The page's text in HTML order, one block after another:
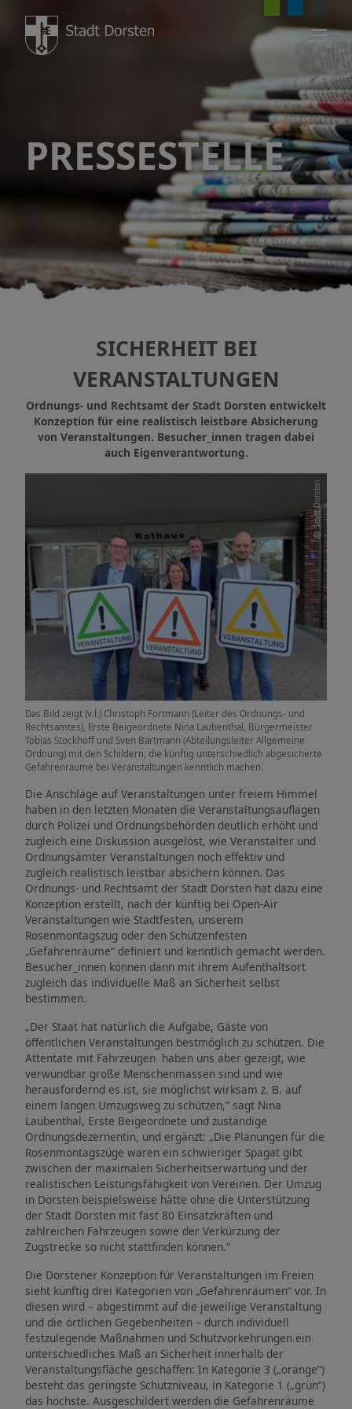
PRESSESTELLE
SICHERHEIT BEI
VERANSTALTUNGEN
Ordnungs- und Rechtsamt der Stadt Dorsten entwickelt
Konzeption für eine realistisch leistbare Absicherung
von Veranstaltungen. Besucher_innen tragen dabei
auch Eigenverantwortung.
Stadt Dorsten
Das Bild zeigt (v.l.) Christoph Fortmann (Leiter des Ordnungs- und
Rechtsamtes), Erste Beigeordnete Nina Laubenthal, Bürgermeister
Tobias Stockhoff und Sven Bartmann (Abteilungsleiter Allgemeine
Ordnung) mit den Schildern, die künftig unterschiedlich abgesicherte
Gefahrenräume bei Veranstaltungen kenntlich machen.
Die Anschläge auf Veranstaltungen unter freiem Himmel
haben in den letzten Monaten die Veranstaltungsauflagen
durch Polizei und Ordnungsbehörden deutlich erhöht und
zugleich eine Diskussion ausgelöst, wie Veranstalter und
Ordnungsämter Veranstaltungen noch effektiv und
zugleich realistisch leistbar absichern können. Das
Ordnungs- und Rechtsamt der Stadt Dorsten hat dazu eine
Konzeption erstellt, nach der künftig bei Open-Air
Veranstaltungen wie Stadtfesten, unserem
Rosenmontagszug oder den Schützenfesten
„Gefahrenräume“ definiert und kenntlich gemacht werden.
Besucher_innen können dann mit ihrem Aufenthaltsort
zugleich das individuelle Maß an Sicherheit selbst
bestimmen.
„Der Staat hat natürlich die Aufgabe, Gäste von
öffentlichen Veranstaltungen bestmöglich zu schützen. Die
Attentate mit Fahrzeugen haben uns aber gezeigt, wie
verwundbar große Menschenmassen sind und wie
herausfordernd es ist, sie möglichst wirksam z. B. auf
einem langen Umzugsweg zu schützen,“ sagt Nina
Laubenthal, Erste Beigeordnete und zuständige
Ordnungsdezernentin, und ergänzt: „Die Planungen für die
Rosenmontagszüge waren ein schwieriger Spagat gibt
zwischen der maximalen Sicherheitserwartung und der
realistischen Leistungsfähigkeit von Vereinen. Der Umzug
in Dorsten beispielsweise hätte ohne die Unterstützung
der Stadt Dorsten mit fast 80 Einsatzkräften und
zahlreichen Fahrzeugen sowie der Verkürzung der
Zugstrecke so nicht stattfinden können.“
Die Dorstener Konzeption für Veranstaltungen im Freien
sieht künftig drei Kategorien von „Gefahrenräumen“ vor. In
diesen wird – abgestimmt auf die jeweilige Veranstaltung
und die örtlichen Gegebenheiten – durch individuell
festzulegende Maßnahmen und Schutzvorkehrungen ein
unterschiedliches Maß an Sicherheit innerhalb der
Veranstaltungsfläche geschaffen: In Kategorie 3 („orange“)
besteht das geringste Schutzniveau, in Kategorie 1 („grün“)
das höchste. Ausgeschildert werden die Gefahrenräume